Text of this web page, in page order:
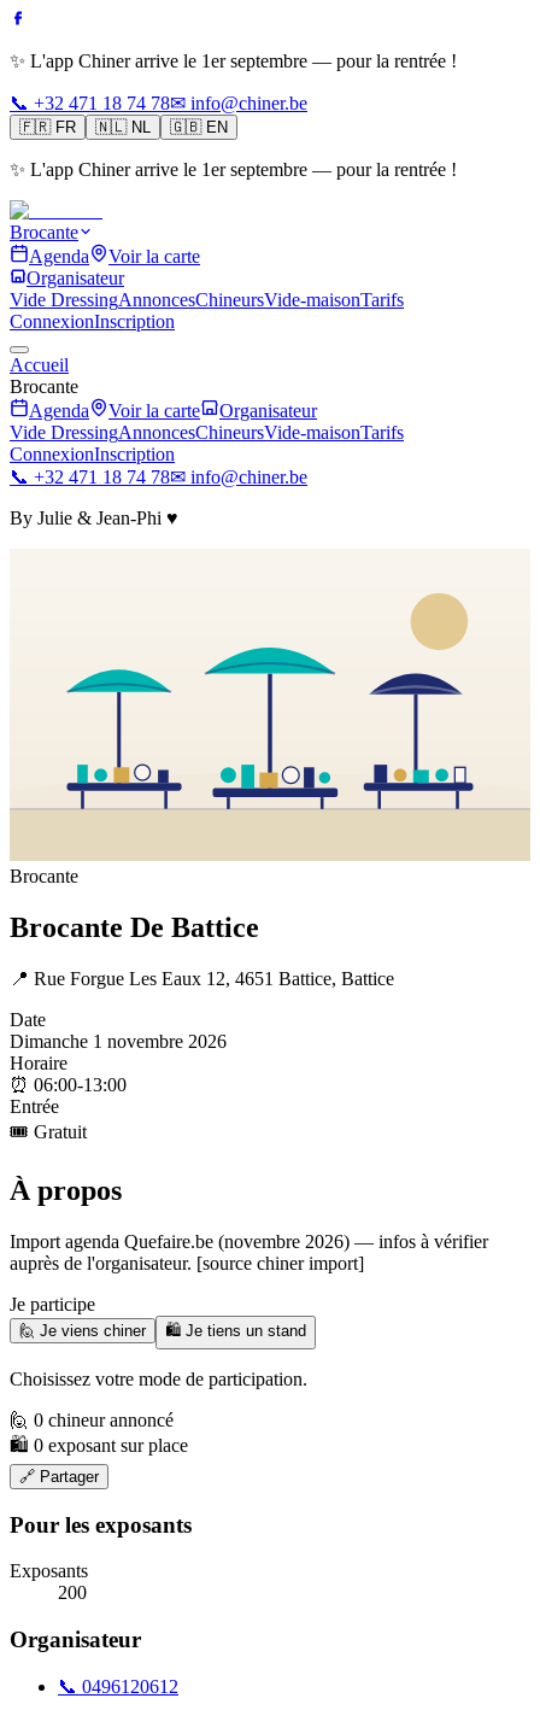
✨ L'app Chiner arrive le 1er septembre — pour la rentrée !
📞 +32 471 18 74 78✉ info@chiner.be
🇫🇷 FR 🇳🇱 NL 🇬🇧 EN
✨ L'app Chiner arrive le 1er septembre — pour la rentrée !
Brocante
Agenda
Voir la carte
Organisateur
Vide DressingAnnoncesChineursVide-maisonTarifs
ConnexionInscription
Accueil
Brocante
Agenda
Voir la carte
Organisateur
Vide DressingAnnoncesChineursVide-maisonTarifs
ConnexionInscription
📞 +32 471 18 74 78✉ info@chiner.be
By Julie & Jean-Phi ♥
Brocante
Brocante De Battice
📍 Rue Forgue Les Eaux 12, 4651 Battice, Battice
Date
Dimanche 1 novembre 2026
Horaire
⏰ 06:00-13:00
Entrée
🎟️ Gratuit
À propos
Import agenda Quefaire.be (novembre 2026) — infos à vérifier
auprès de l'organisateur. [source chiner import]
Je participe
🙋 Je viens chiner 🛍️ Je tiens un stand
Choisissez votre mode de participation.
🙋 0 chineur annoncé
🛍️ 0 exposant sur place
🔗 Partager
Pour les exposants
Exposants
200
Organisateur
📞 0496120612